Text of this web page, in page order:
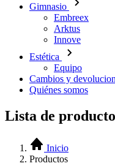
Gimnasio
Embreex
Arktus
Innove
Estética
Equipo
Cambios y
Quiénes somos
Lista de
Inicio
Productos